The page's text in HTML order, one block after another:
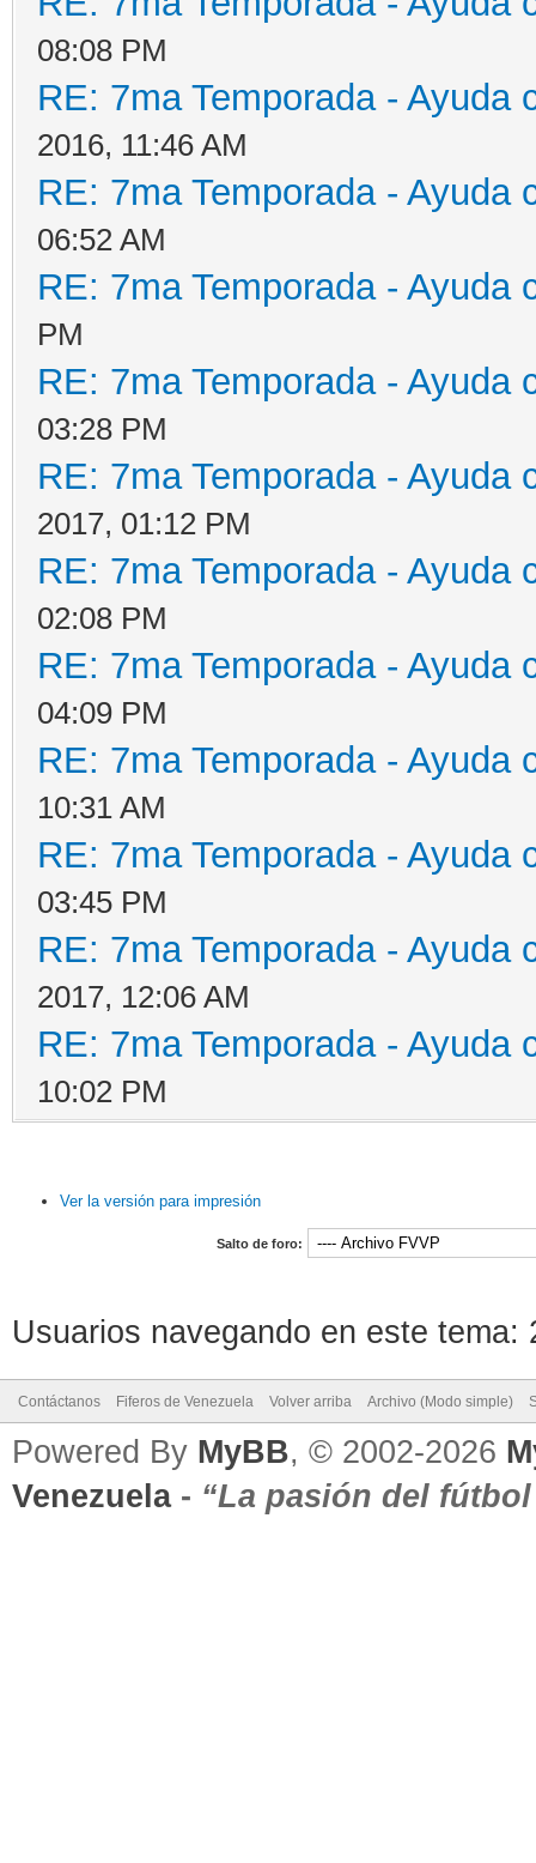
08:08 PM
RE: 7ma Temporada - Ayuda
2016, 11:46 AM
RE: 7ma Temporada - Ayuda
06:52 AM
RE: 7ma Temporada - Ayuda
PM
RE: 7ma Temporada - Ayuda
03:28 PM
RE: 7ma Temporada - Ayuda
2017, 01:12 PM
RE: 7ma Temporada - Ayuda
02:08 PM
RE: 7ma Temporada - Ayuda
04:09 PM
RE: 7ma Temporada - Ayuda
10:31 AM
RE: 7ma Temporada - Ayuda
03:45 PM
RE: 7ma Temporada - Ayuda
2017, 12:06 AM
RE: 7ma Temporada - Ayuda
10:02 PM
Ver la versión para impresión
Salto de foro:
Usuarios navegando en este tema:
Contáctanos Fiferos de Venezuela Volver arriba Archivo (Modo simple)
Powered By MyBB, © 2002-2026
Venezuela- “La pasión del